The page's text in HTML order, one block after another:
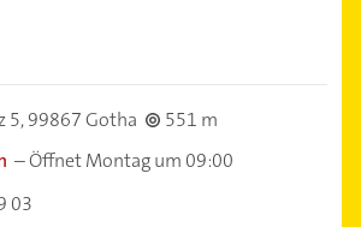
5,99867 Gotha
551 m
–Öffnet Montag um 09:00
03